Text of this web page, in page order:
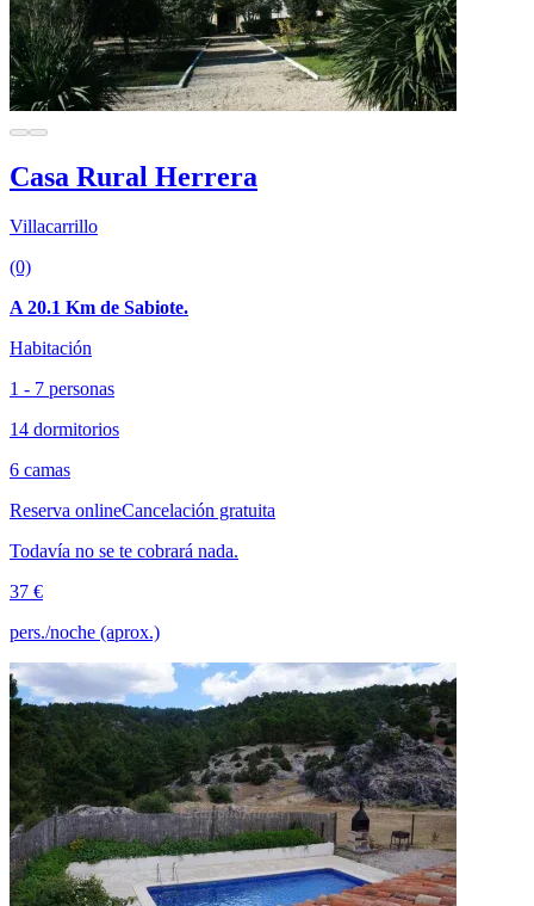
Casa Rural Herrera
Villacarrillo
(0)
A 20.1 Km de Sabiote.
Habitación
1 - 7 personas
14 dormitorios
6 camas
Reserva onlineCancelación gratuita
Todavía no se te cobrará nada.
37 €
pers./noche (aprox.)